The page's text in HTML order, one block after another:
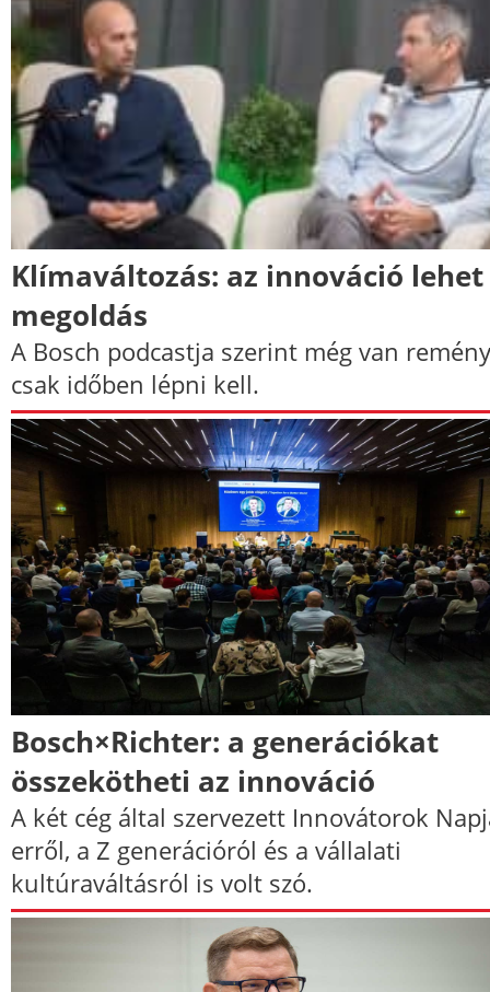
Klímaváltozás: az innováció lehet
megoldás
A Bosch podcastja szerint még van
csak időben lépni kell.
Bosch×Richter: a generációkat
összekötheti az innováció
A két cég által szervezett Innovátorok
erről, a Z generációról és a vállalati
kultúraváltásról is volt szó.